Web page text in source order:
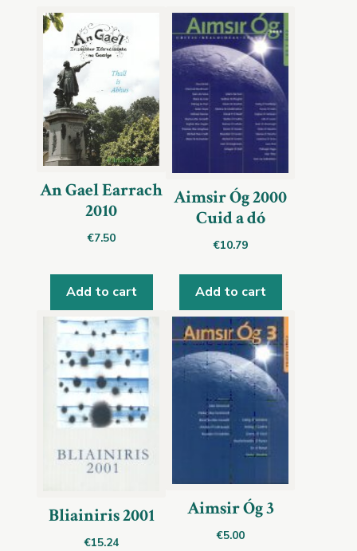
An Gael Earrach
2010
€7.50
Add to cart
Aimsir Óg 2000
Cuid a dó
€10.79
Add to cart
Bliainiris 2001
€15.24
Aimsir Óg 3
€5.00